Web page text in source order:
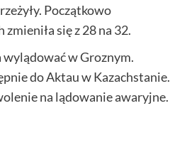
Początkowo
się z 28 na 32.
wylądować w Groznym.
do Aktau w Kazachstanie.
na lądowanie awaryjne.